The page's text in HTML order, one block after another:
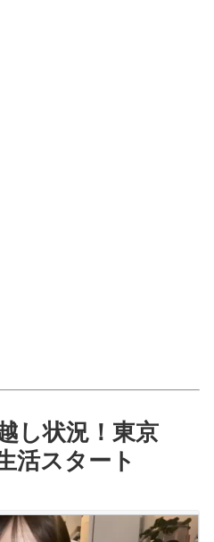
し状況！東京
活スタート